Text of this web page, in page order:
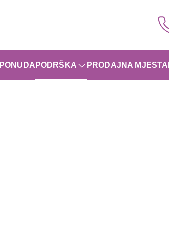
PODRŠKA PRODAJNA MJESTA